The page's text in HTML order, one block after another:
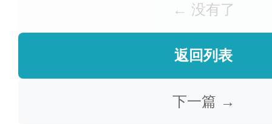
← 没有了
返回列表
下一篇 →